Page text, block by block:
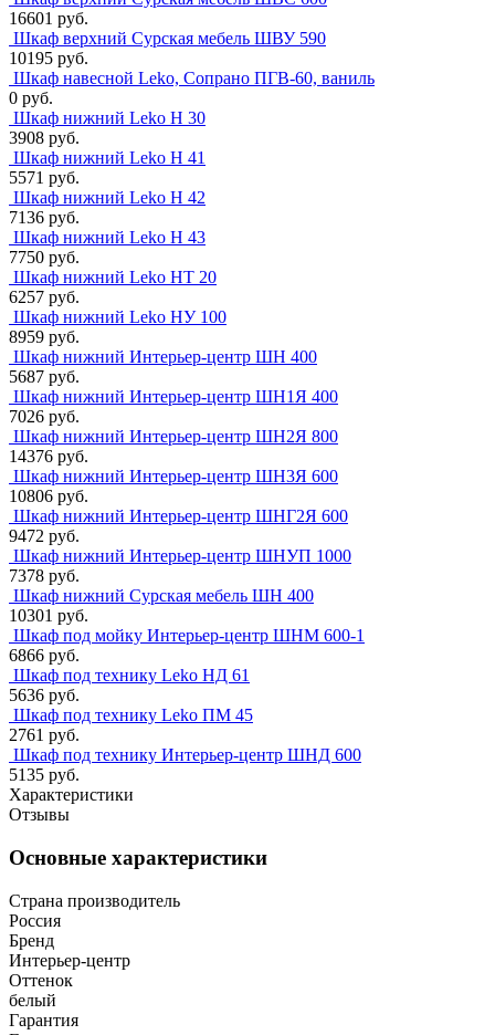
16601 руб.
Шкаф верхний Сурская мебель ШВУ 590
10195 руб.
Шкаф навесной Leko, Сопрано ПГВ-60, ваниль
0 руб.
Шкаф нижний Leko Н 30
3908 руб.
Шкаф нижний Leko Н 41
5571 руб.
Шкаф нижний Leko Н 42
7136 руб.
Шкаф нижний Leko Н 43
7750 руб.
Шкаф нижний Leko НТ 20
6257 руб.
Шкаф нижний Leko НУ 100
8959 руб.
Шкаф нижний Интерьер-центр ШН 400
5687 руб.
Шкаф нижний Интерьер-центр ШН1Я 400
7026 руб.
Шкаф нижний Интерьер-центр ШН2Я 800
14376 руб.
Шкаф нижний Интерьер-центр ШН3Я 600
10806 руб.
Шкаф нижний Интерьер-центр ШНГ2Я 600
9472 руб.
Шкаф нижний Интерьер-центр ШНУП 1000
7378 руб.
Шкаф нижний Сурская мебель ШН 400
10301 руб.
Шкаф под мойку Интерьер-центр ШНМ 600-1
6866 руб.
Шкаф под технику Leko НД 61
5636 руб.
Шкаф под технику Leko ПМ 45
2761 руб.
Шкаф под технику Интерьер-центр ШНД 600
5135 руб.
Характеристики
Отзывы
Основные характеристики
Страна производитель
Россия
Бренд
Интерьер-центр
Оттенок
белый
Гарантия